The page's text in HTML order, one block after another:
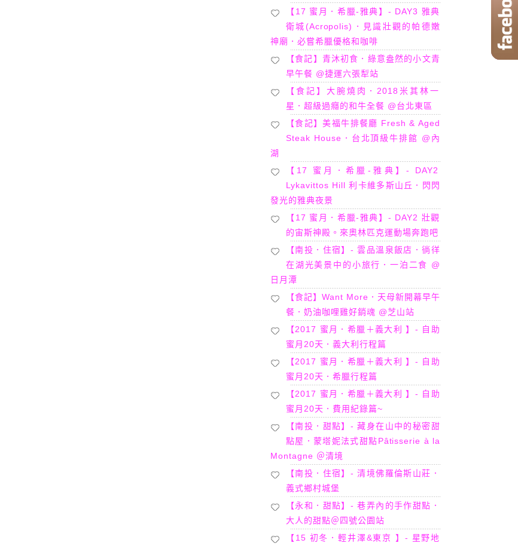
【17 蜜月．希臘-雅典】- DAY3 雅典
衛城(Acropolis)．見識壯觀的帕德嫩
神廟．必嘗希臘優格和咖啡
【食記】青沐初食．綠意盎然的小文青
早午餐 @捷運六張犁站
【食記】大腕燒肉．2018米其林一
星．超級過癮的和牛全餐 @台北東區
【食記】美福牛排餐廳 Fresh & Aged
Steak House．台北頂級牛排館 @內
湖
【17 蜜月．希臘-雅典】- DAY2
Lykavittos Hill 利卡維多斯山丘．閃閃
發光的雅典夜景
【17 蜜月．希臘-雅典】- DAY2 壯觀
的宙斯神殿。來奧林匹克運動場奔跑吧
【南投．住宿】- 雲品溫泉飯店．徜徉
在湖光美景中的小旅行．一泊二食 @
日月潭
【食記】Want More．天母新開幕早午
餐．奶油咖哩雞好銷魂 @芝山站
【2017 蜜月．希臘＋義大利 】- 自助
蜜月20天．義大利行程篇
【2017 蜜月．希臘＋義大利 】- 自助
蜜月20天．希臘行程篇
【2017 蜜月．希臘＋義大利 】- 自助
蜜月20天．費用紀錄篇~
【南投．甜點】- 藏身在山中的秘密甜
點屋．蒙塔妮法式甜點Pâtisserie à la
Montagne ＠清境
【南投．住宿】- 清境佛羅倫斯山莊．
義式鄉村城堡
【永和．甜點】- 巷弄內的手作甜點．
大人的甜點＠四號公園站
【15 初冬．輕井澤&東京 】- 星野地